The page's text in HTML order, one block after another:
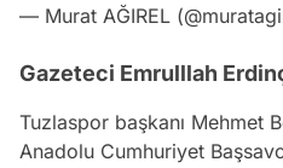
— Murat AĞIREL
Gazeteci Emrulllah
Tuzlaspor başkanı Mehmet
Anadolu Cumhuriyet